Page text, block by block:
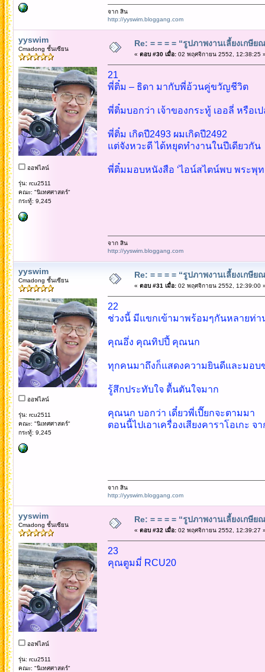
จาก สิน
http://yyswim.bloggang.com
yyswim
Cmadong ชั้นเซียน
ออฟไลน์
รุ่น: rcu2511
คณะ: "นิเทศศาสตร์"
กระทู้: 9,245
Re: = = = = “รูปภาพงานเลี้ยงเกษี
« ตอบ #30 เมื่อ:02 พฤศจิกายน 2552, 12:38:25
21
พี่ติ๋ม – ธิดา มากับพี่อ้วนคู่ขวัญชีวิต
พี่ติ๋มบอกว่า เจ้าของกระทู้ เออลี่ หรือเ
พี่ติ๋ม เกิดปี2493 ผมเกิดปี2492
แต่จังหวะดี ได้หยุดทำงานในปีเดียวกัน
พี่ติ๋มมอบหนังสือ ‘ไอน์สไตน์พบ พระพุท
จาก สิน
http://yyswim.bloggang.com
yyswim
Cmadong ชั้นเซียน
ออฟไลน์
รุ่น: rcu2511
คณะ: "นิเทศศาสตร์"
กระทู้: 9,245
Re: = = = = “รูปภาพงานเลี้ยงเกษี
« ตอบ #31 เมื่อ:02 พฤศจิกายน 2552, 12:39:00
22
ช่วงนี้ มีแขกเข้ามาพร้อมๆกันหลายท่า
คุณอึ่ง คุณทิปปี้ คุณนก
ทุกคนมาถึงก็แสดงความยินดีและมอบ
รู้สึกประทับใจ ตื้นตันใจมาก
คุณนก บอกว่า เดี๋ยวพี่เปี๊ยกจะตามมา
ตอนนี้ไปเอาเครื่องเสียงคาราโอเกะ
จาก สิน
http://yyswim.bloggang.com
yyswim
Cmadong ชั้นเซียน
ออฟไลน์
รุ่น: rcu2511
คณะ: "นิเทศศาสตร์"
Re: = = = = “รูปภาพงานเลี้ยงเกษี
« ตอบ #32 เมื่อ:02 พฤศจิกายน 2552, 12:39:27
23
คุณตูมมี่ RCU20